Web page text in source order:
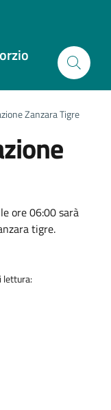
Zanzara Tigre
ore 06:00 sarà
tigre.
lettura: